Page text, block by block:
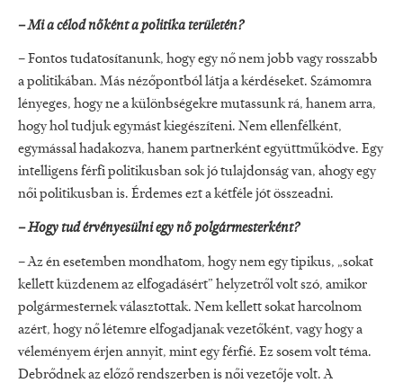
– Mi a célod nőként a politika területén?
– Fontos tudatosítanunk, hogy egy nő nem jobb vagy rosszabb
a politikában. Más nézőpontból látja a kérdéseket. Számomra
lényeges, hogy ne a különbségekre mutassunk rá, hanem arra,
hogy hol tudjuk egymást kiegészíteni. Nem ellenfélként,
egymással hadakozva, hanem partnerként együttműködve. Egy
intelligens férfi politikusban sok jó tulajdonság van, ahogy egy
női politikusban is. Érdemes ezt a kétféle jót összeadni.
–Hogy tud érvényesülni egy nő polgármesterként?
– Az én esetemben mondhatom, hogy nem egy tipikus, „sokat
kellett küzdenem az elfogadásért” helyzetről volt szó, amikor
polgármesternek választottak. Nem kellett sokat harcolnom
azért, hogy nő létemre elfogadjanak vezetőként, vagy hogy a
véleményem érjen annyit, mint egy férfié. Ez sosem volt téma.
Debrődnek az előző rendszerben is női vezetője volt. A